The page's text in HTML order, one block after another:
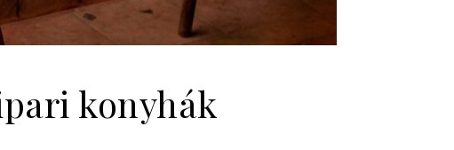
konyhák